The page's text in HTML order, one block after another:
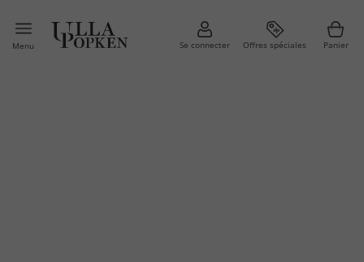
Menu Se connecter Offres spéciales Panier